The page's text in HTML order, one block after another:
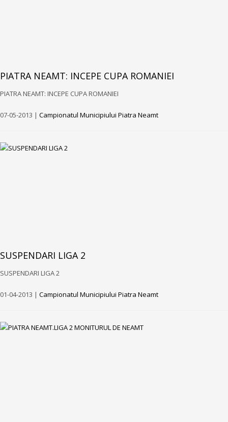
PIATRA NEAMT: INCEPE CUPA ROMANIEI
PIATRA NEAMT: INCEPE CUPA ROMANIEI
07-05-2013 | Campionatul Municipiului Piatra Neamt
SUSPENDARI LIGA 2
SUSPENDARI LIGA 2
01-04-2013 | Campionatul Municipiului Piatra Neamt